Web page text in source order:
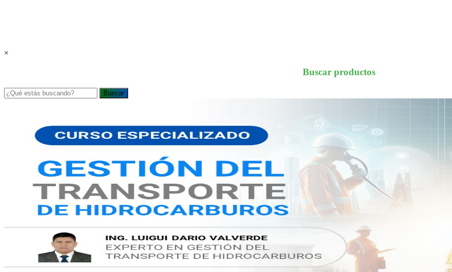
×
Buscar productos
Buscar